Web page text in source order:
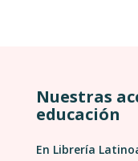
Nuestras
educación
En Librería